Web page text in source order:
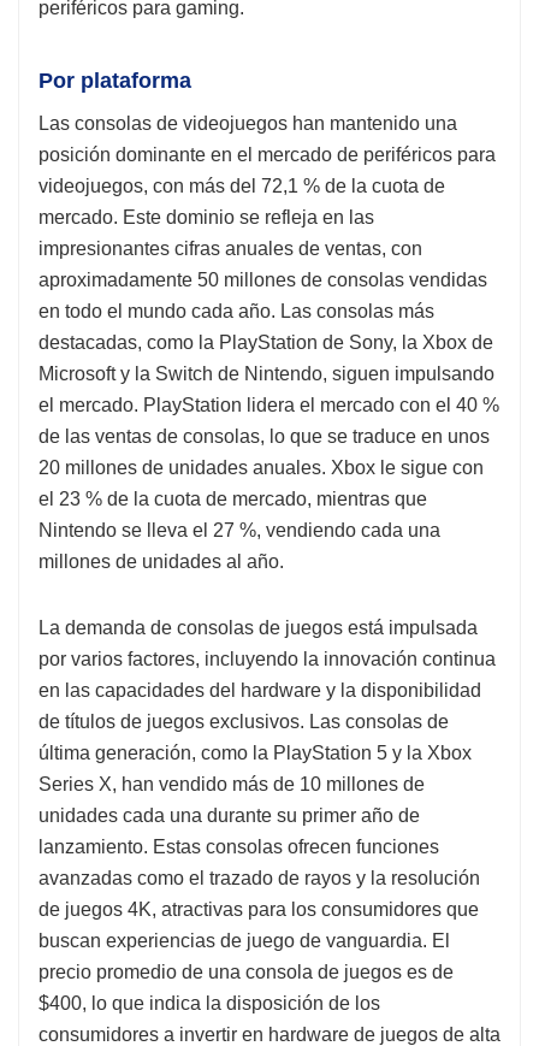
periféricos para gaming.
Por plataforma
Las consolas de videojuegos han mantenido una
posición dominante en el mercado de periféricos para
videojuegos, con más del 72,1 % de la cuota de
mercado. Este dominio se refleja en las
impresionantes cifras anuales de ventas, con
aproximadamente 50 millones de consolas vendidas
en todo el mundo cada año. Las consolas más
destacadas, como la PlayStation de Sony, la Xbox de
Microsoft y la Switch de Nintendo, siguen impulsando
el mercado. PlayStation lidera el mercado con el 40 %
de las ventas de consolas, lo que se traduce en unos
20 millones de unidades anuales. Xbox le sigue con
el 23 % de la cuota de mercado, mientras que
Nintendo se lleva el 27 %, vendiendo cada una
millones de unidades al año.
La demanda de consolas de juegos está impulsada
por varios factores, incluyendo la innovación continua
en las capacidades del hardware y la disponibilidad
de títulos de juegos exclusivos. Las consolas de
última generación, como la PlayStation 5 y la Xbox
Series X, han vendido más de 10 millones de
unidades cada una durante su primer año de
lanzamiento. Estas consolas ofrecen funciones
avanzadas como el trazado de rayos y la resolución
de juegos 4K, atractivas para los consumidores que
buscan experiencias de juego de vanguardia. El
precio promedio de una consola de juegos es de
$400, lo que indica la disposición de los
consumidores a invertir en hardware de juegos de alta